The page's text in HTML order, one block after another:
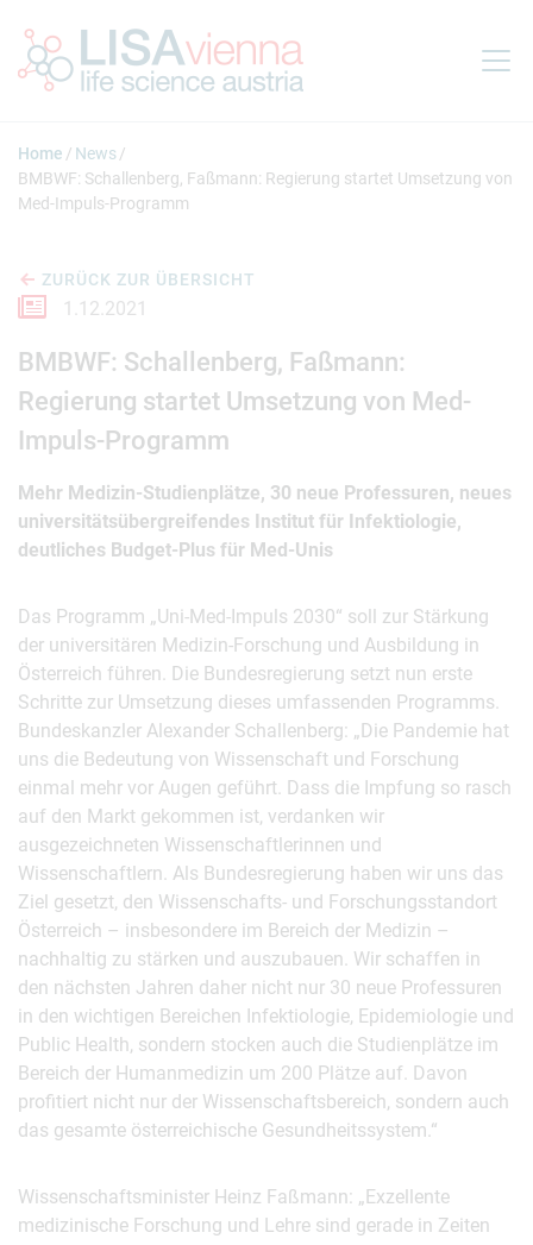
Home
News
BMBWF: Schallenberg, Faßmann: Regierung startet Umsetzung von
Med-Impuls-Programm
ZURÜCK ZUR ÜBERSICHT
1.12.2021
BMBWF: Schallenberg, Faßmann:
Regierung startet Umsetzung von Med-
Impuls-Programm
Mehr Medizin-Studienplätze, 30 neue Professuren, neues
universitätsübergreifendes Institut für Infektiologie,
deutliches Budget-Plus für Med-Unis
Das Programm „Uni-Med-Impuls 2030“ soll zur Stärkung
der universitären Medizin-Forschung und Ausbildung in
Österreich führen. Die Bundesregierung setzt nun erste
Schritte zur Umsetzung dieses umfassenden Programms.
Bundeskanzler Alexander Schallenberg: „Die Pandemie hat
uns die Bedeutung von Wissenschaft und Forschung
einmal mehr vor Augen geführt. Dass die Impfung so rasch
auf den Markt gekommen ist, verdanken wir
ausgezeichneten Wissenschaftlerinnen und
Wissenschaftlern. Als Bundesregierung haben wir uns das
Ziel gesetzt, den Wissenschafts- und Forschungsstandort
Österreich – insbesondere im Bereich der Medizin –
nachhaltig zu stärken und auszubauen. Wir schaffen in
den nächsten Jahren daher nicht nur 30 neue Professuren
in den wichtigen Bereichen Infektiologie, Epidemiologie und
Public Health, sondern stocken auch die Studienplätze im
Bereich der Humanmedizin um 200 Plätze auf. Davon
profitiert nicht nur der Wissenschaftsbereich, sondern auch
das gesamte österreichische Gesundheitssystem.“
Wissenschaftsminister Heinz Faßmann: „Exzellente
medizinische Forschung und Lehre sind gerade in Zeiten